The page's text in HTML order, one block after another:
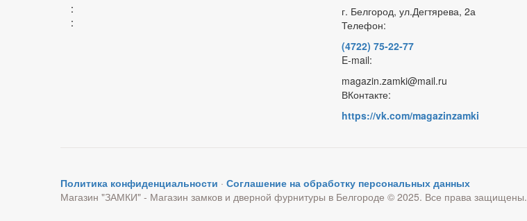
:
:
г. Белгород, ул.Дегтярева, 2а
Телефон:
(4722) 75-22-77
E-mail:
magazin.zamki@mail.ru
ВКонтакте:
https://vk.com/magazinzamki
Политика конфиденциальности · Соглашение на обработку персональных данных
Магазин "ЗАМКИ" - Магазин замков и дверной фурнитуры в Белгороде © 2025. Все права защищены.